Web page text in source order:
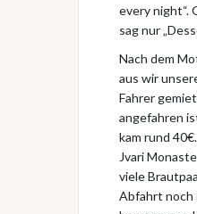
every night“.
sag nur
Nach dem
aus wir
Fahrer
angefahren
kam rund
Jvari
viele
Abfahrt noch